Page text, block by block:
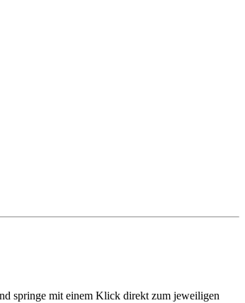
springe mit einem Klick direkt zum jeweiligen